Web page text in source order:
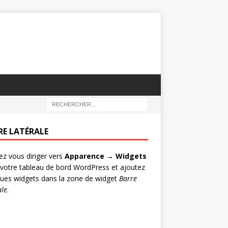
LATÉRALE
vous diriger vers Apparence → Widgets
tableau de bord WordPress et ajoutez
widgets dans la zone de widget Barre
.